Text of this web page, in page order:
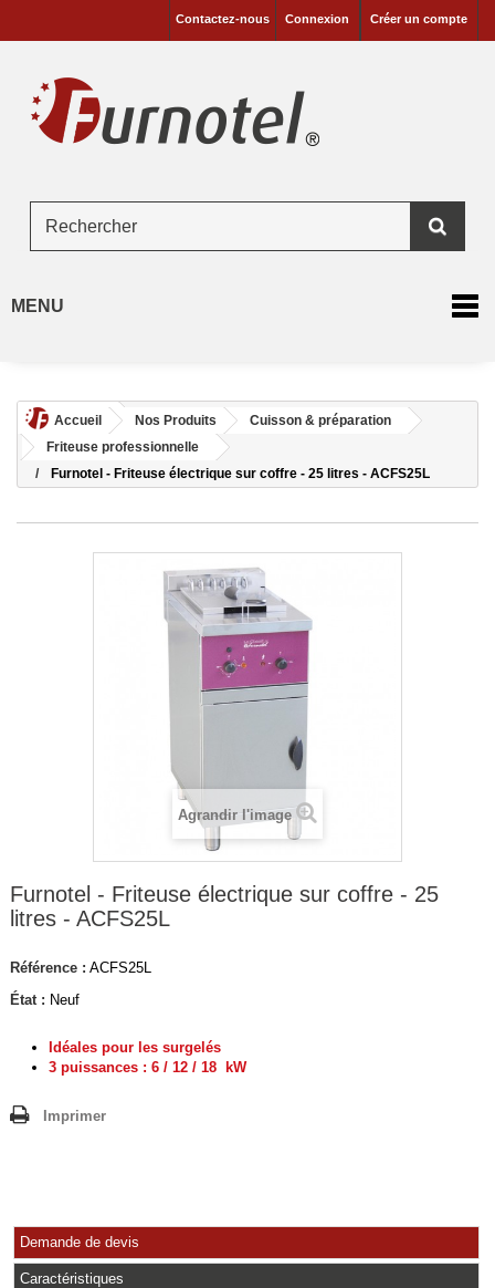
Créer un compte
Connexion
Contactez-nous
MENU
Accueil Nos Produits
Cuisson & préparation
Friteuse professionnelle
Furnotel - Friteuse électrique sur coffre - 25 litres - ACFS25L
Agrandir l'image
Furnotel - Friteuse électrique sur coffre - 25
litres - ACFS25L
Référence : ACFS25L
État : Neuf
Idéales pour les surgelés
3 puissances : 6 / 12 / 18 kW
Imprimer
Demande de devis
Caractéristiques